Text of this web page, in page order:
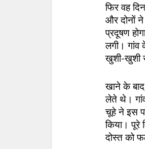
फिर वह
और दोनों
प्रदूषण
लगी। गांव
खुशी-खुशी
खाने के
लेते थे।
चूहे ने इस
किया। पूरे
दोस्त को